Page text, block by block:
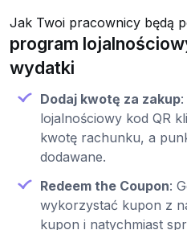
Jak Twoi pracownicy będą
program
wydatki
Dodaj kwotę za zakup
lojalnościowy kod QR
kwotę rachunku, a
dodawane.
Redeem the Coupon:
wykorzystać kupon z
kupon i natychmiast